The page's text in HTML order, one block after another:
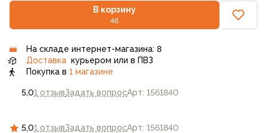
5,01 отзывЗадать вопросАрт: 1561840
В корзину
46
5,01 отзывЗадать вопросАрт: 1561840
На складе интернет-магазина: 8
Доставка курьером или в ПВЗ
Покупка в 1 магазине